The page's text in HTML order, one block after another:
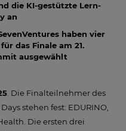
die KI-gestützte Lern-
an
haben vier
das Finale am 21.
ausgewählt
. Die Finalteilnehmer des
stehen fest: EDURINO,
Die ersten drei